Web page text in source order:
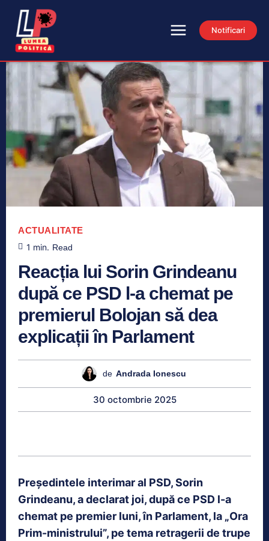
Notificari
ACTUALITATE
1 min. Read
Reacția lui Sorin Grindeanu
după ce PSD l-a chemat pe
premierul Bolojan să dea
explicații în Parlament
de Andrada Ionescu
30 octombrie 2025
Preşedintele interimar al PSD, Sorin
Grindeanu, a declarat joi, după ce PSD l-a
chemat pe premier luni, în Parlament, la „Ora
Prim-ministrului”, pe tema retragerii de trupe